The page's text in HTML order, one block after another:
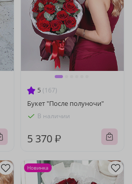
5 (167)
Букет "После полуночи"
В наличии
5 370 ₽
Новинка